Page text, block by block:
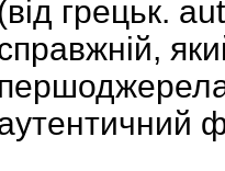
грецьк.